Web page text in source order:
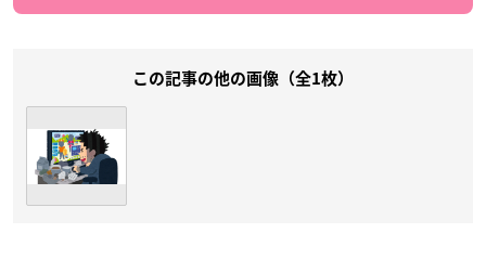
この記事の他の画像（全1枚）